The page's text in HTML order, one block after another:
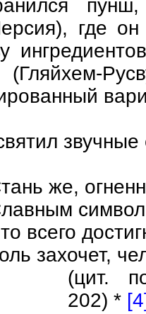
где
же,
всего
захочет,
(цит.
202) *